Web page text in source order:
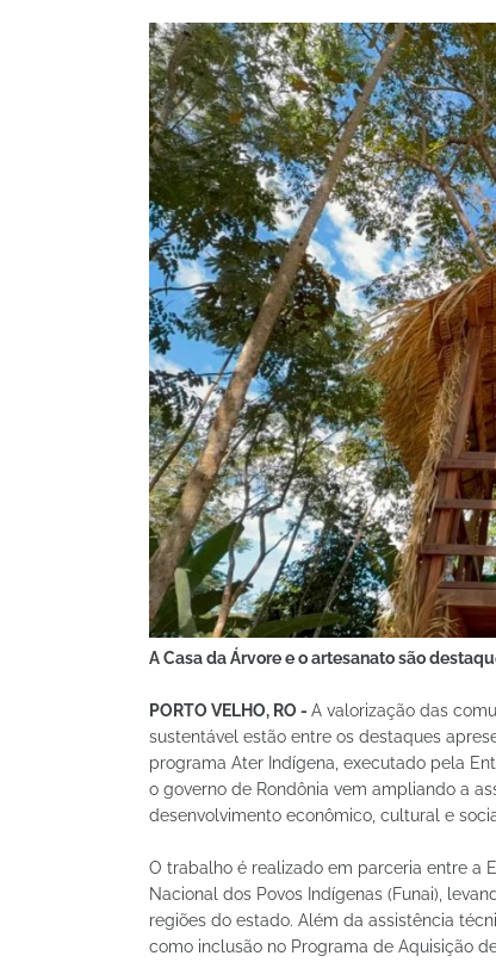
A Casa da Árvore e o artesanato são
PORTO VELHO, RO - A valorização das
sustentável estão entre os destaques
programa Ater Indígena, executado pela
o governo de Rondônia vem ampliando a
desenvolvimento econômico, cultural e
O trabalho é realizado em parceria entre a
Nacional dos Povos Indígenas (Funai),
regiões do estado. Além da assistência
como inclusão no Programa de Aquisição